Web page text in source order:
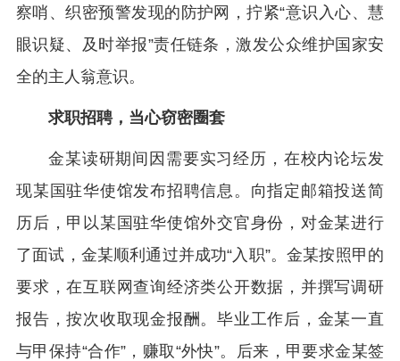
察哨、织密预警发现的防护网，拧紧“意识入心、慧
眼识疑、及时举报”责任链条，激发公众维护国家安
全的主人翁意识。
求职招聘，当心窃密圈套
金某读研期间因需要实习经历，在校内论坛发
现某国驻华使馆发布招聘信息。向指定邮箱投送简
历后，甲以某国驻华使馆外交官身份，对金某进行
了面试，金某顺利通过并成功“入职”。金某按照甲的
要求，在互联网查询经济类公开数据，并撰写调研
报告，按次收取现金报酬。毕业工作后，金某一直
与甲保持“合作”，赚取“外快”。后来，甲要求金某签